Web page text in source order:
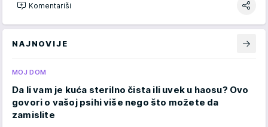
Komentariši
NAJNOVIJE
MOJ DOM
Da li vam je kuća sterilno čista ili uvek u haosu? Ovo
govori o vašoj psihi više nego što možete da
zamislite